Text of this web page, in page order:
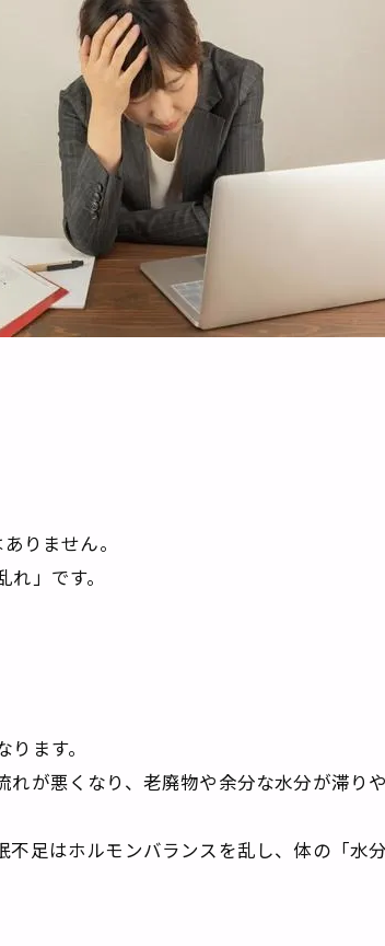
りません。
」です。
ます。
が悪くなり、老廃物や余分な水分が滞り
足はホルモンバランスを乱し、体の「水